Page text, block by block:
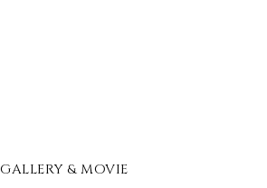
GALLERY & MOVIE